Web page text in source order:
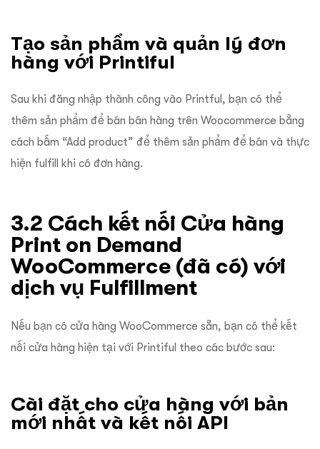
Tạo sản phẩm và quản lý đơn
hàng với Printiful
Sau khi đăng nhập thành công vào Printful, bạn có thể
thêm sản phẩm để bán bán hàng trên Woocommerce bằng
cách bấm “Add product” để thêm sản phẩm để bán và thực
hiện fulfill khi có đơn hàng.
3.2 Cách kết nối Cửa hàng
Print on Demand
WooCommerce (đã có) với
dịch vụ Fulfillment
Nếu bạn có cửa hàng WooCommerce sẵn, bạn có thể kết
nối cửa hàng hiện tại với Printiful theo các bước sau:
Cài đặt cho cửa hàng với bản
mới nhất và kết nối API